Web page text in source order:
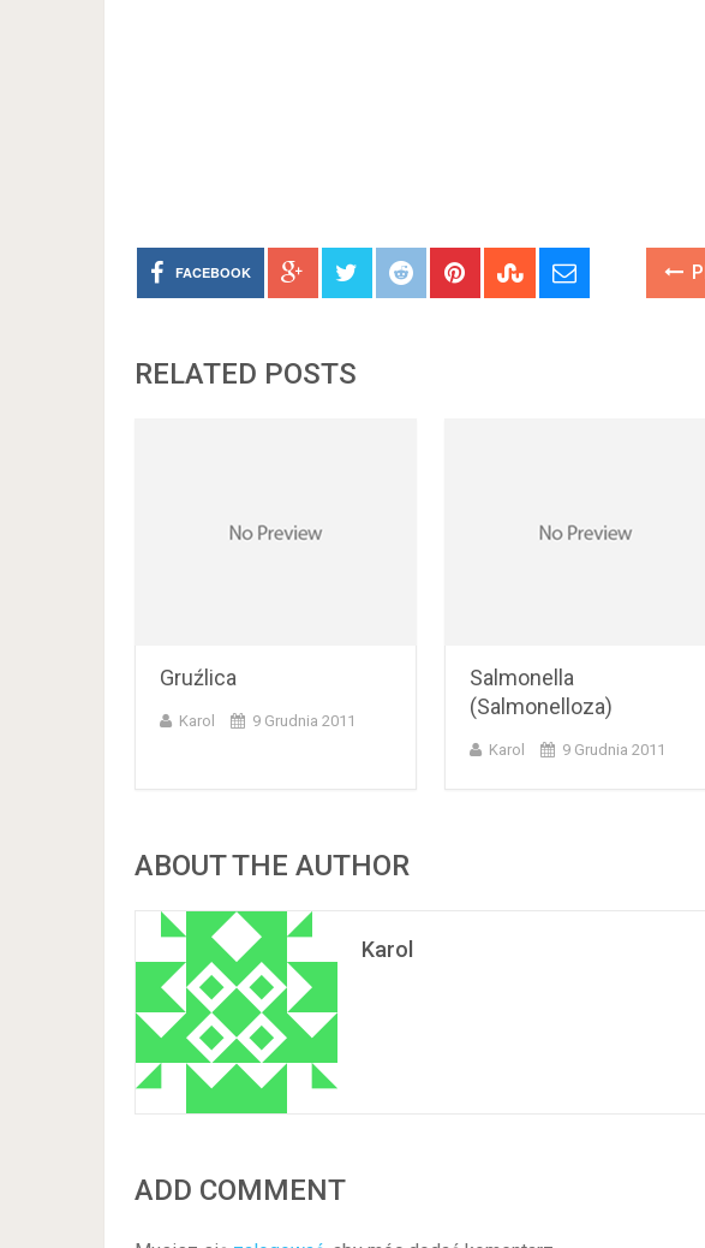
FACEBOOK
RELATED POSTS
Gruźlica
Karol 9 Grudnia 2011
Salmonella
(Salmonelloza)
Karol 9 Grudnia 2011
ABOUT THE AUTHOR
Karol
ADD COMMENT